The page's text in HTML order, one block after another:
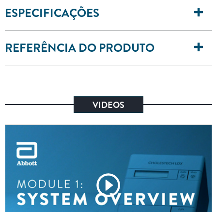
ESPECIFICAÇÕES
REFERÊNCIA DO PRODUTO
VIDEOS